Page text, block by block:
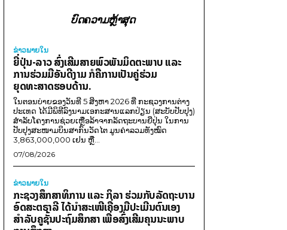
ບົດຄວາມຫຼ້າສຸດ
ຂ່າວພາຍ​ໃນ
ຍີ່ປຸ່ນ-ລາວ ສົ່ງເສີມສາຍພົວພັນມິດຕະພາບ ແລະ
ການຮ່ວມມືອັນດີງາມ ກໍຄືການເປັນຄູ່ຮ່ວມ
ຍຸດທະສາດຮອບດ້ານ.
ໃນຕອນບ່າຍຂອງວັນທີ 5 ສິງຫາ 2026 ທີ່ ກະຊວງການຕ່າງ
ປະເທດ ໄດ້ມີພິທີລົງນາມເອກະສານແລກປ່ຽນ (ສະບັບປັບປຸງ)
ສໍາລັບໂຄງການຊ່ວຍເຫຼືອລ້າຈາກລັດຖະບານຍີ່ປຸ່ນ ໃນການ
ປັບປຸງສະໜາມບິນສາກົນວັດໄຕ ມູນຄ່າລວມທັງໝົດ
3,863,000,000 ເຢນ ຫຼື...
07/08/2026
ຂ່າວພາຍ​ໃນ
ກະຊວງສຶກສາທິການ ແລະ ກິລາ ຮ່ວມກັບລັດຖະບານ
ອົດສະຕຣາລີ ໄດ້ນຳສະເໜີເຄື່ອງມືປະເມີນຕົນເອງ
ສຳລັບຄູຊັ້ນປະຖົມສຶກສາ ເພື່ອສົ່ງເສີມຄຸນນະພາບ